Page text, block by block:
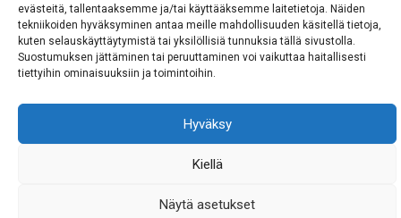
evästeitä, tallentaaksemme ja/tai käyttääksemme laitetietoja. Näiden
tekniikoiden hyväksyminen antaa meille mahdollisuuden käsitellä tietoja,
kuten selauskäyttäytymistä tai yksilöllisiä tunnuksia tällä sivustolla.
Suostumuksen jättäminen tai peruuttaminen voi vaikuttaa haitallisesti
tiettyihin ominaisuuksiin ja toimintoihin.
Hyväksy
Kiellä
Näytä asetukset
Ravintola Sarrit
Puh. 040 700 6485